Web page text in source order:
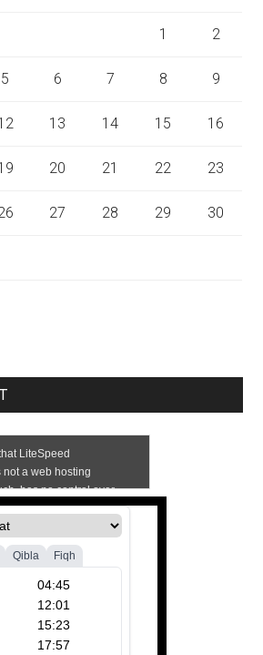
1 2
5 6 7 8 9
13 14 15 16
20 21 22 23
27 28 29 30